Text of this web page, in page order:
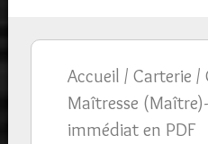
Accueil / Carterie /
Maîtresse
immédiat en PDF